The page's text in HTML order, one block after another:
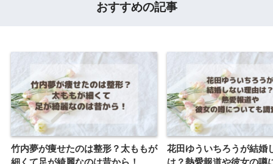
おすすめの記事
竹内夢が痩せたのは整形？太ももが
細くて足が綺麗なのは昔から！
花田ゆういちろうが結婚
は？熱愛報道や彼女の噂